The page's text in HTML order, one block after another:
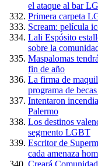
el ataque al bar
Primera carpeta
Scream: película
Lali Espósito
sobre la
Maspalomas
fin de año
La firma de
programa de
Intentaron
Palermo
Los destinos
segmento LGBT
Escritor de
cada amenaza
Creará